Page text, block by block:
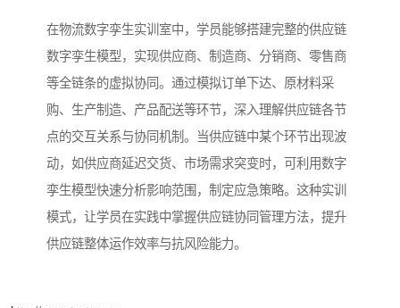
在物流数字孪生实训室中，学员能够搭建完整的供应链
数字孪生模型，实现供应商、制造商、分销商、零售商
等全链条的虚拟协同。通过模拟订单下达、原材料采
购、生产制造、产品配送等环节，深入理解供应链各节
点的交互关系与协同机制。当供应链中某个环节出现波
动，如供应商延迟交货、市场需求突变时，可利用数字
孪生模型快速分析影响范围，制定应急策略。这种实训
模式，让学员在实践中掌握供应链协同管理方法，提升
供应链整体运作效率与抗风险能力。